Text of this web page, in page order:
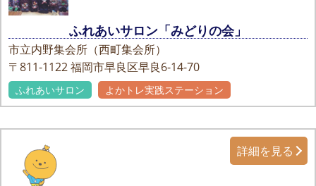
ふれあいサロン「みどりの会」
市立内野集会所（西町集会所）
〒811-1122福岡市早良区早良6-14-70
ふれあいサロン よかトレ実践ステーション
詳細を見る